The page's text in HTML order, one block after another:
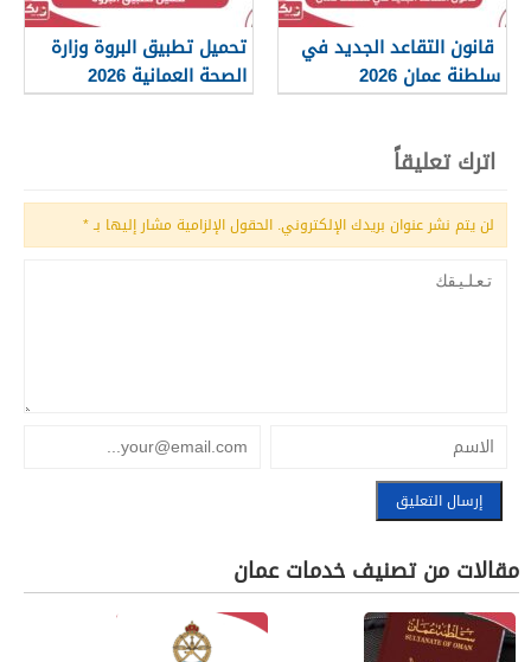
قانون التقاعد الجديد في
سلطنة عمان 2026
تحميل تطبيق البروة وزارة
الصحة العمانية 2026
اترك تعليقاً
لن يتم نشر عنوان بريدك الإلكتروني. الحقول الإلزامية مشار إليها بـ*
مقالات من تصنيف خدمات عمان